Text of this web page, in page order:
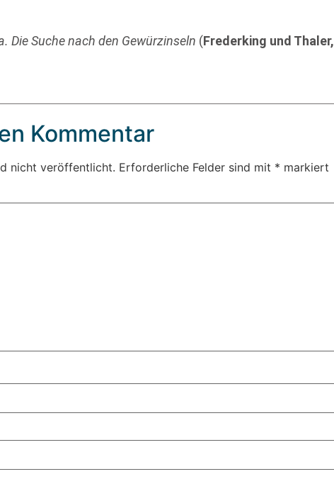
Die Suche nach den Gewürzinseln (Frederking und Thaler,
Kommentar
nicht veröffentlicht. Erforderliche Felder sind mit * markiert